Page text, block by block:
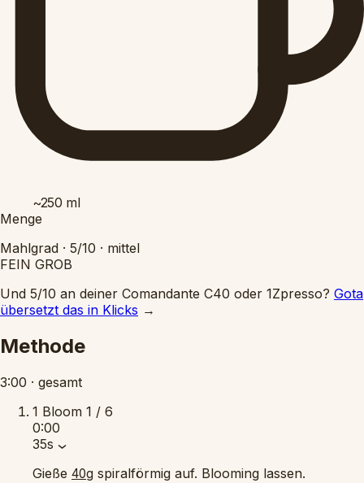
~250 ml
Menge
Mahlgrad · 5/10 · mittel
FEIN GROB
Und 5/10 an deiner Comandante C40 oder 1Zpresso? Gota
übersetzt das in Klicks →
Methode
3:00 · gesamt
1 Bloom 1 / 6
0:00
35s
Gieße 40g spiralförmig auf. Blooming lassen.